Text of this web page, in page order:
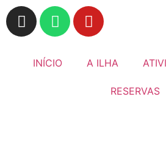
INÍCIO A ILHA
RESERVAS